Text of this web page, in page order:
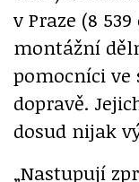
v Praze (8
montážní
pomocníci ve
dopravě.
dosud nijak
„Nastupují